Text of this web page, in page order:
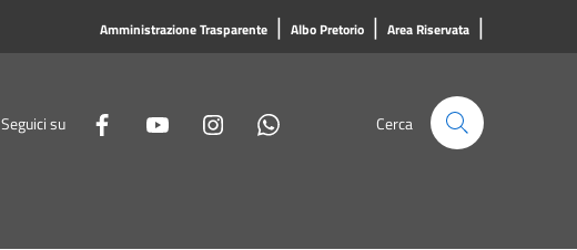
Amministrazione Trasparente | Albo Pretorio | Area Riservata |
Seguici su Cerca